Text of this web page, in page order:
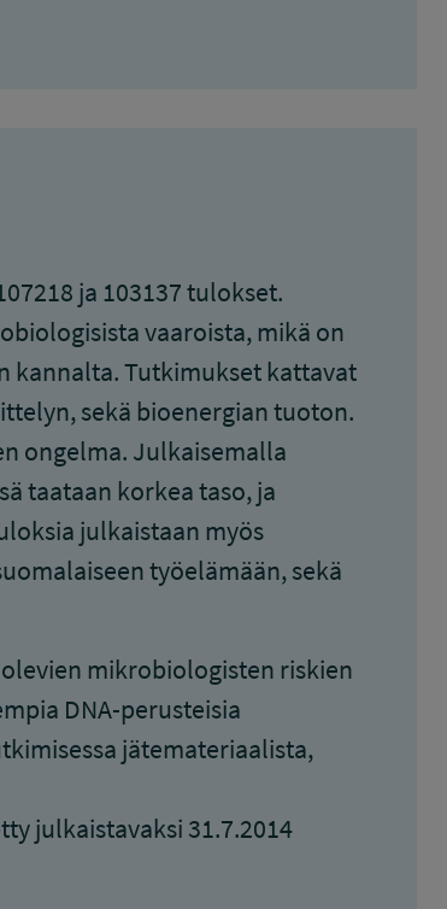
ja 103137 tulokset.
vaaroista, mikä on
kannalta. Tutkimukset kattavat
sekä bioenergian tuoton.
ongelma. Julkaisemalla
taataan korkea taso, ja
julkaistaan myös
työelämään, sekä
mikrobiologisten riskien
DNA-perusteisia
jätemateriaalista,
julkaistavaksi 31.7.2014